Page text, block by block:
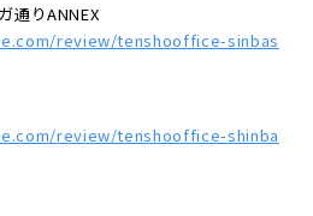
通りANNEX
review/tenshooffice-sinbas
review/tenshooffice-shinba